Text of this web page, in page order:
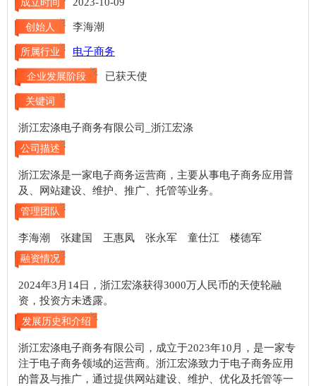
成立时间
创始人 李海潮
所属行业 电子商务
企业发展阶段 已获天使
关键词
浙江宏涤电子商务有限公司_浙江宏涤
公司描述
浙江宏涤是一家电子商务运营商，主要从事电子商务应用普
及、网站建设、维护、推广、托管等业务。
管理团队
李海潮 张建国 王惠凤 张永军 童仕江 楼德军
融资情况
2024年3月14日，浙江宏涤获得3000万人民币的天使轮融
资，投资方未透露。
发展历史和介绍
浙江宏涤电子商务有限公司，成立于2023年10月，是一家专
注于电子商务领域的运营商。浙江宏涤致力于电子商务应用
的普及与推广，通过提供网站建设、维护、优化及托管等一